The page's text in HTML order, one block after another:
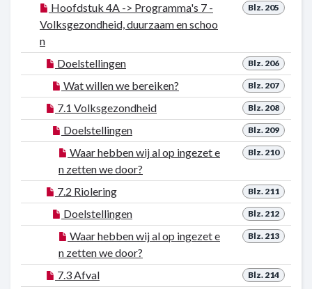
Blz. 205
Hoofdstuk 4A -> Programma's 7 -
Volksgezondheid, duurzaam en schoo
n
Blz. 206
Doelstellingen
Blz. 207
Wat willen we bereiken?
Blz. 208
7.1 Volksgezondheid
Blz. 209
Doelstellingen
Blz. 210
Waar hebben wij al op ingezet e
n zetten we door?
Blz. 211
7.2 Riolering
Blz. 212
Doelstellingen
Blz. 213
Waar hebben wij al op ingezet e
n zetten we door?
Blz. 214
7.3 Afval